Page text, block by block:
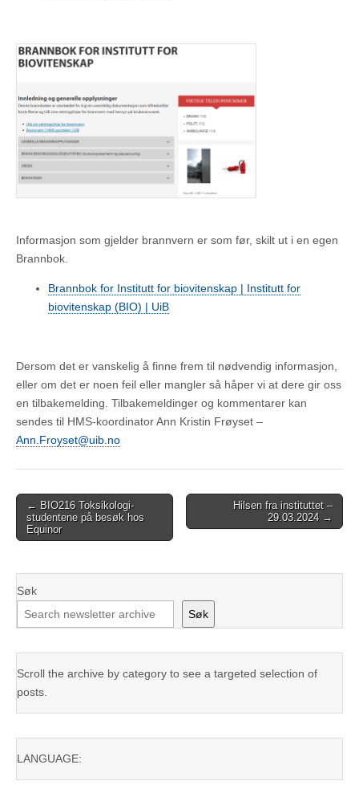
Informasjon som gjelder brannvern er som før, skilt ut i en egen
Brannbok.
Brannbok for Institutt for biovitenskap | Institutt for
biovitenskap (BIO) | UiB
Dersom det er vanskelig å finne frem til nødvendig informasjon,
eller om det er noen feil eller mangler så håper vi at dere gir oss
en tilbakemelding. Tilbakemeldinger og kommentarer kan
sendes til HMS-koordinator Ann Kristin Frøyset –
Ann.Froyset@uib.no
Post
navigation
← BIO216 Toksikologi-
studentene på besøk hos
Equinor
Hilsen fra instituttet –
29.03.2024 →
Søk
Søk
Scroll the archive by category to see a targeted selection of
posts.
LANGUAGE: